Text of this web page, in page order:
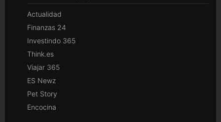
Actualidad
Finanzas 24
Investindo 365
Think.es
Viajar 365
ES Newz
Pet Story
Encocina